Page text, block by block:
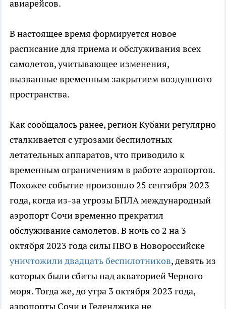
авиарейсов.
В настоящее время формируется новое
расписание для приема и обслуживания всех
самолетов, учитывающее изменения,
вызванные временным закрытием воздушного
пространства.
Как сообщалось ранее, регион Кубани регулярно
сталкивается с угрозами беспилотных
летательных аппаратов, что приводило к
временным ограничениям в работе аэропортов.
Похожее событие произошло 25 сентября 2023
года, когда из-за угрозы БПЛА международный
аэропорт Сочи временно прекратил
обслуживание самолетов. В ночь со 2 на 3
октября 2023 года силы ПВО в Новороссийске
уничтожили двадцать беспилотников, девять из
которых были сбиты над акваторией Черного
моря. Тогда же, до утра 3 октября 2023 года,
аэропорты Сочи и Геленджика не